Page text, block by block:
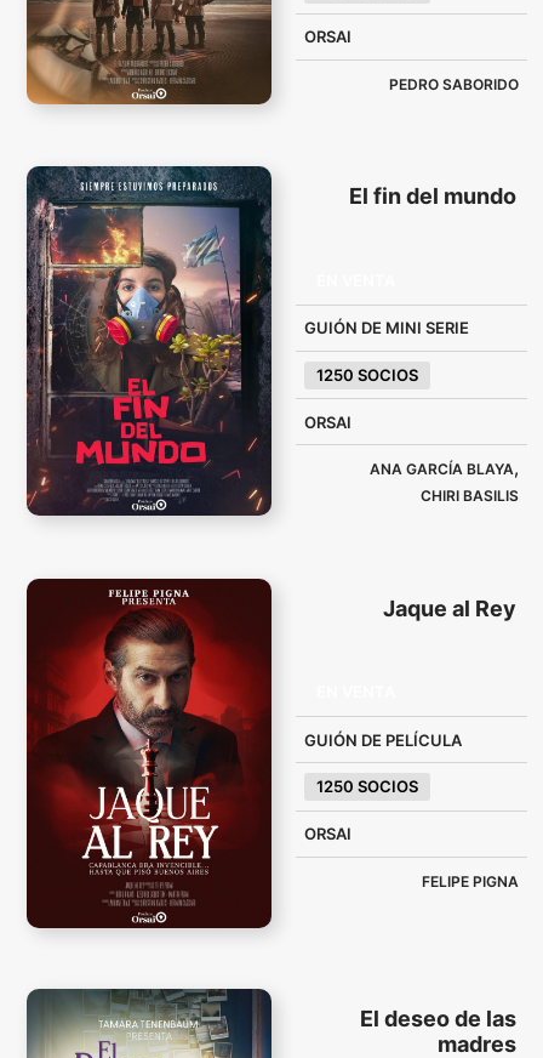
ORSAI
PEDRO SABORIDO
El fin del mundo
GUIÓN DE MINI SERIE
1250 SOCIOS
ORSAI
ANA GARCÍA BLAYA,
CHIRI BASILIS
Jaque al Rey
GUIÓN DE PELÍCULA
1250 SOCIOS
ORSAI
FELIPE PIGNA
El deseo de las
madres